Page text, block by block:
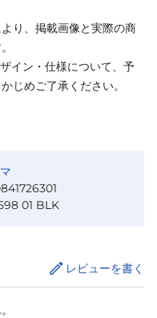
り、掲載画像と実際の商
イン・仕様について、予
じめご了承ください。
01 BLK
レビューを書く